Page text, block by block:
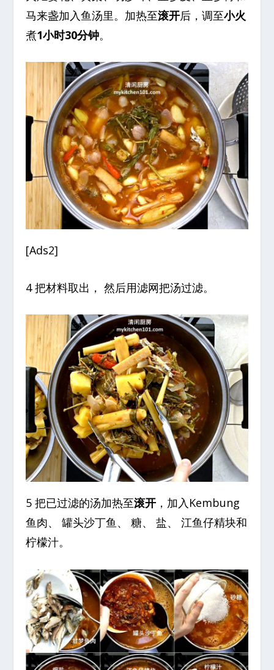
马来盏加入鱼汤里。加热至滚开后，调至小火
煮1小时30分钟。
[Ads2]
4 把材料取出， 然后用滤网把汤过滤。
5 把已过滤的汤加热至滚开 ，加入Kembung
鱼肉、 罐头沙丁鱼、 糖、 盐、 江鱼仔精块和
柠檬汁。